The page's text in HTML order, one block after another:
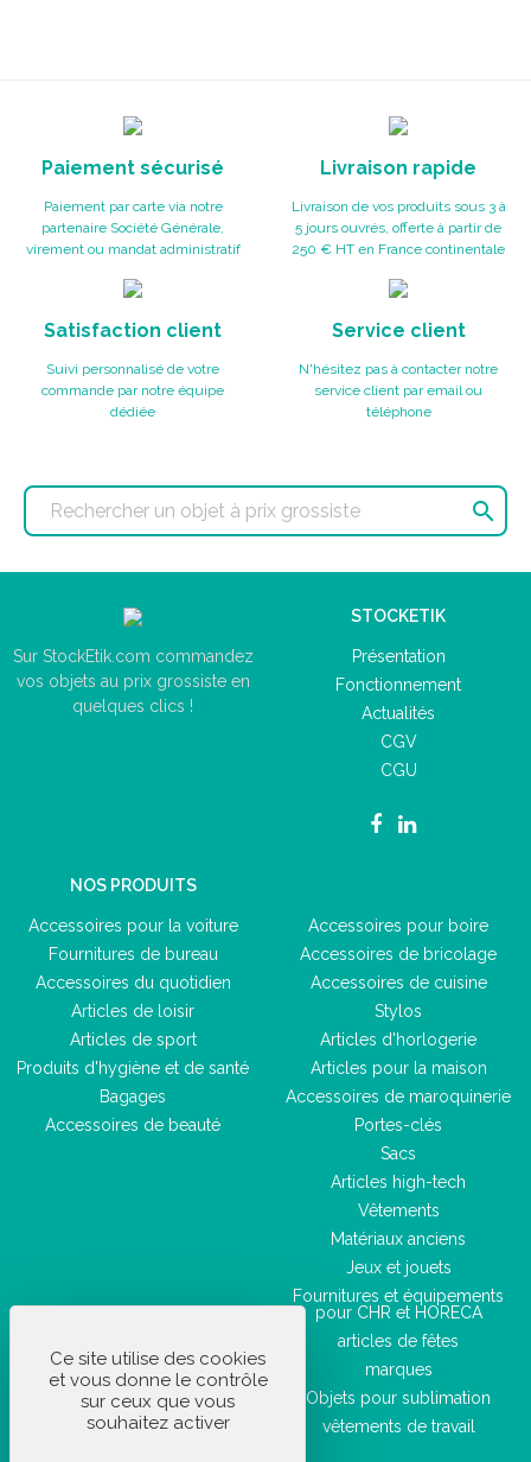
Paiement sécurisé
Paiement par carte via notre
partenaire Société Générale,
virement ou mandat administratif
Livraison rapide
Livraison de vos produits sous 3 à
5 jours ouvrés, offerte à partir de
250 € HT en France continentale
Satisfaction client
Suivi personnalisé de votre
commande par notre équipe
dédiée
Service client
N'hésitez pas à contacter notre
service client par email ou
téléphone

Sur StockEtik.com commandez
vos objets au prix grossiste en
quelques clics !
STOCKETIK
Présentation
Fonctionnement
Actualités
CGV
CGU
NOS PRODUITS
Accessoires pour la voiture
Fournitures de bureau
Accessoires du quotidien
Articles de loisir
Articles de sport
Produits d'hygiène et de santé
Bagages
Accessoires de beauté
Accessoires pour boire
Accessoires de bricolage
Accessoires de cuisine
Stylos
Articles d'horlogerie
Articles pour la maison
Accessoires de maroquinerie
Portes-clés
Sacs
Articles high-tech
Vêtements
Matériaux anciens
Jeux et jouets
Fournitures et équipements
pour CHR et HORECA
articles de fêtes
marques
Objets pour sublimation
vêtements de travail
Ce site utilise des cookies
et vous donne le contrôle
sur ceux que vous
souhaitez activer